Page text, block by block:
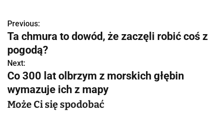
N
a
w
i
g
Previous:
Ta chmura to dowód, że zaczęli robić coś z
pogodą?
Next:
Co 300 lat olbrzym z morskich głębin
wymazuje ich z mapy
Może Ci się spodobać